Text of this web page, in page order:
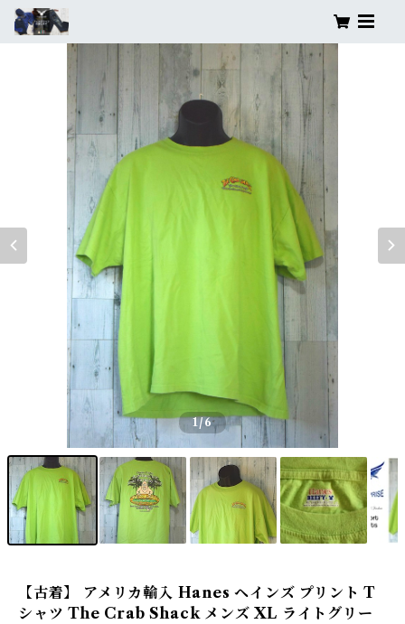
1/6
【古着】 アメリカ輸入 Hanes ヘインズ プリント T
シャツ The Crab Shack メンズ XL ライトグリー